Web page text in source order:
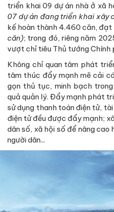
triển khai 09 dự án nhà ở xã
07 dự án đang triển khai xây
kế hoàn thành 4.460 căn, đạt
căn); trong đó, riêng năm
vượt chỉ tiêu Thủ tướng Chính
Không chỉ quan tâm phát
tâm thúc đẩy mạnh mẽ cải
gọn thủ tục, minh bạch
quả quản lý. Đẩy mạnh phát
sử dụng thanh toán điện tử,
điện tử đều được đẩy mạnh;
dân số, xã hội số để nâng cao
người dân...